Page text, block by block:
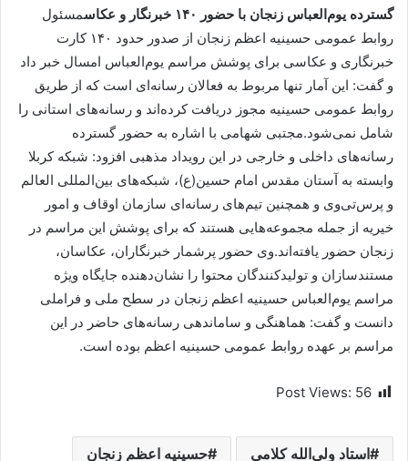
گسترده یوم‌العباس زنجان با حضور ۱۴۰ خبرنگار و عکاس
مسئول
روابط عمومی حسینیه اعظم زنجان از صدور حدود ۱۴۰ کارت
خبرنگاری و عکاسی برای پوشش مراسم یوم‌العباس امسال خبر داد
و گفت: این آمار تنها مربوط به فعالان رسانه‌ای است که از طریق
روابط عمومی حسینیه مجوز دریافت کرده‌اند و رسانه‌های استانی را
شامل نمی‌شود.مجتبی شهامی با اشاره به حضور گسترده
رسانه‌های داخلی و خارجی در این رویداد مذهبی افزود: شبکه کربلا
وابسته به آستان مقدس امام حسین(ع)، شبکه‌های بین‌المللی العالم
و پرس‌تی‌وی و همچنین تیم‌های رسانه‌ای سازمان اوقاف و امور
خیریه از جمله مجموعه‌هایی هستند که برای پوشش این مراسم در
زنجان حضور یافته‌اند.وی حضور پرشمار خبرنگاران، عکاسان،
مستندسازان و تولیدکنندگان محتوا را نشان‌دهنده جایگاه ویژه
مراسم یوم‌العباس حسینیه اعظم زنجان در سطح ملی و فراملی
دانست و گفت: هماهنگی و ساماندهی رسانه‌های حاضر در این
مراسم بر عهده روابط عمومی حسینیه اعظم بوده است.
Post Views: 56
استاد ولی‌الله کلامی حسینیه اعظم زنجان